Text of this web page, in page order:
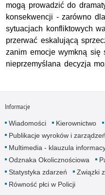
mogą prowadzić do
konsekwencji - zarówno
sytuacjach konfliktowych
przerwać eskalującą
zanim emocje wymkną się
nieprzemyślana decyzja
Informacje
Wiadomości Kierownictwo
Publikacje wyroków i zarządzeń
Multimedia - klauzula
Odznaka Okolicznościowa
Statystyka zdarzeń
Związki
Równość płci w Policji